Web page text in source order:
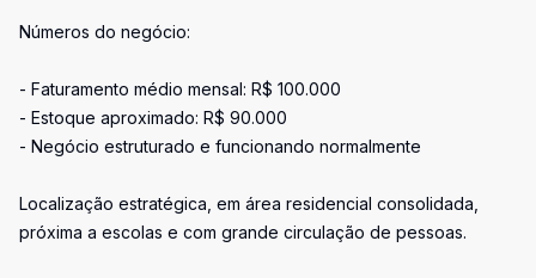
Números do negócio:
- Faturamento médio mensal: R$ 100.000
- Estoque aproximado: R$ 90.000
- Negócio estruturado e funcionando normalmente
Localização estratégica, em área residencial consolidada,
próxima a escolas e com grande circulação de pessoas.